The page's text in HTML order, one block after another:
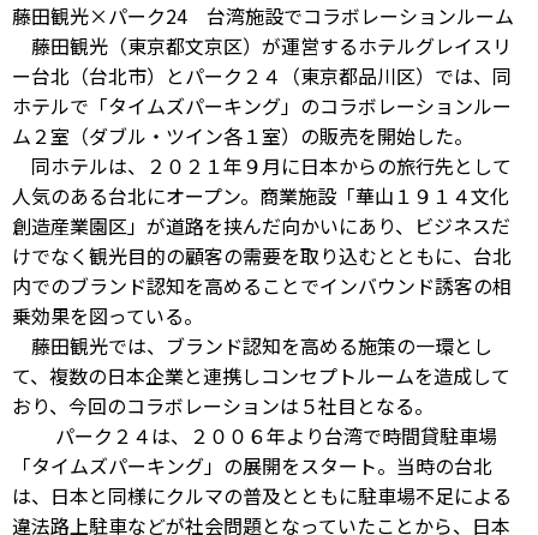
藤田観光×パーク24 台湾施設でコラボレーションルーム
藤田観光（東京都文京区）が運営するホテルグレイスリ
ー台北（台北市）とパーク２４（東京都品川区）では、同
ホテルで「タイムズパーキング」のコラボレーションルー
ム２室（ダブル・ツイン各１室）の販売を開始した。
同ホテルは、２０２１年９月に日本からの旅行先として
人気のある台北にオープン。商業施設「華山１９１４文化
創造産業園区」が道路を挟んだ向かいにあり、ビジネスだ
けでなく観光目的の顧客の需要を取り込むとともに、台北
内でのブランド認知を高めることでインバウンド誘客の相
乗効果を図っている。
藤田観光では、ブランド認知を高める施策の一環とし
て、複数の日本企業と連携しコンセプトルームを造成して
おり、今回のコラボレーションは５社目となる。
パーク２４は、２００６年より台湾で時間貸駐車場
「タイムズパーキング」の展開をスタート。当時の台北
は、日本と同様にクルマの普及とともに駐車場不足による
違法路上駐車などが社会問題となっていたことから、日本